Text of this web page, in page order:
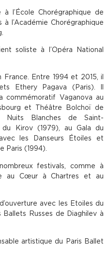
l’École Chorégraphique de
à l’Académie Chorégraphique
soliste à l’Opéra National
France. Entre 1994 et 2015, il
Ethery Pagava (Paris). Il
commémoratif Vaganova au
et Théâtre Bolchoï de
Nuits Blanches de Saint-
Kirov (1979), au Gala du
les Danseurs Étoiles et
Paris (1994).
festivals, comme à
au Cœur à Chartres et au
avec les Etoiles du
Russes de Diaghilev à
artistique du Paris Ballet